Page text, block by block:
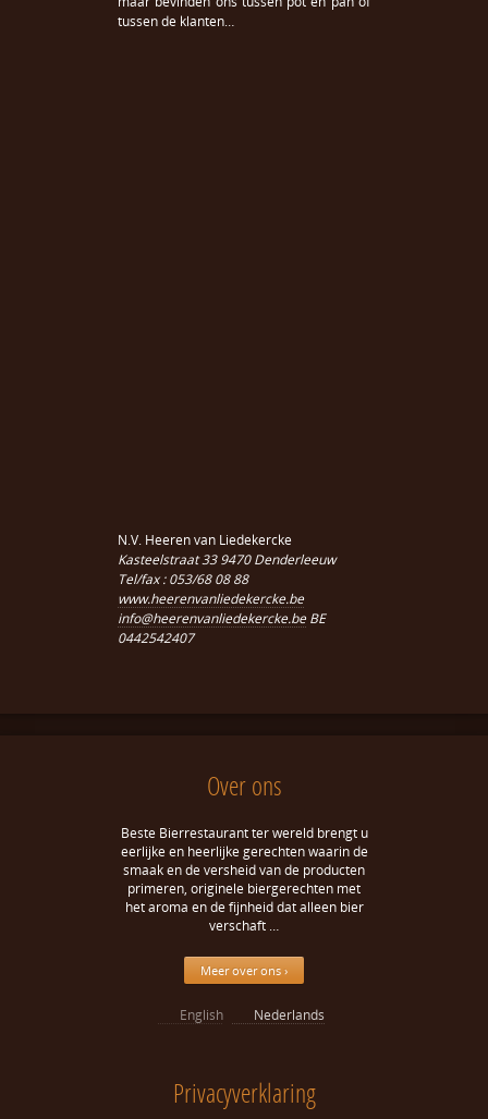
tussen de klanten…
N.V. Heeren van Liedekercke
Kasteelstraat 33 9470 Denderleeuw
Tel/fax : 053/68 08 88
www.heerenvanliedekercke.be
info@heerenvanliedekercke.beBE
0442542407
Over ons
Beste Bierrestaurant ter wereld brengt u
eerlijke en heerlijke gerechten waarin de
smaak en de versheid van de producten
primeren, originele biergerechten met
het aroma en de fijnheid dat alleen bier
verschaft …
Meer over ons ›
English Nederlands
Privacyverklaring